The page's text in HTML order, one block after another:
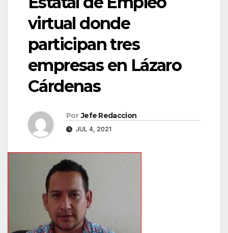
virtual donde
participan tres
empresas en Lázaro
Cárdenas
Por Jefe Redaccion
JUL 4, 2021